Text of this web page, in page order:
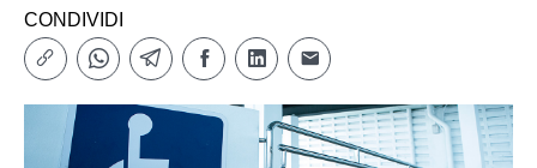
CONDIVIDI